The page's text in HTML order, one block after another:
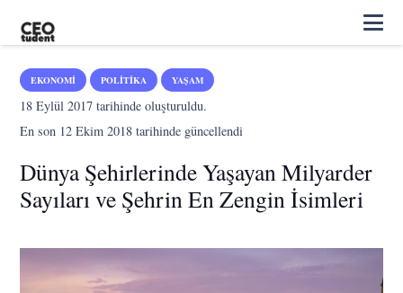
EKONOMI POLITIKA YAŞAM
18 Eylül 2017 tarihinde oluşturuldu.
En son 12 Ekim 2018 tarihinde güncellendi
Dünya Şehirlerinde Yaşayan Milyarder
Sayıları ve Şehrin En Zengin İsimleri